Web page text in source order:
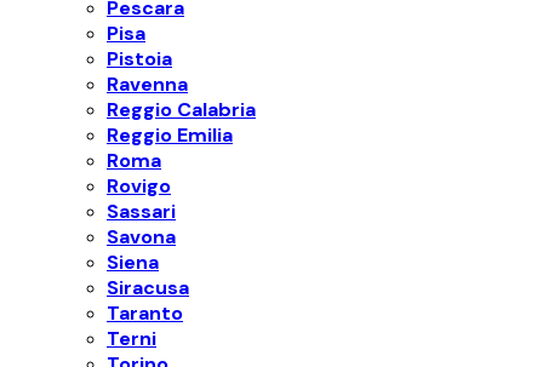
Pescara
Pisa
Pistoia
Ravenna
Reggio Calabria
Reggio Emilia
Roma
Rovigo
Sassari
Savona
Siena
Siracusa
Taranto
Terni